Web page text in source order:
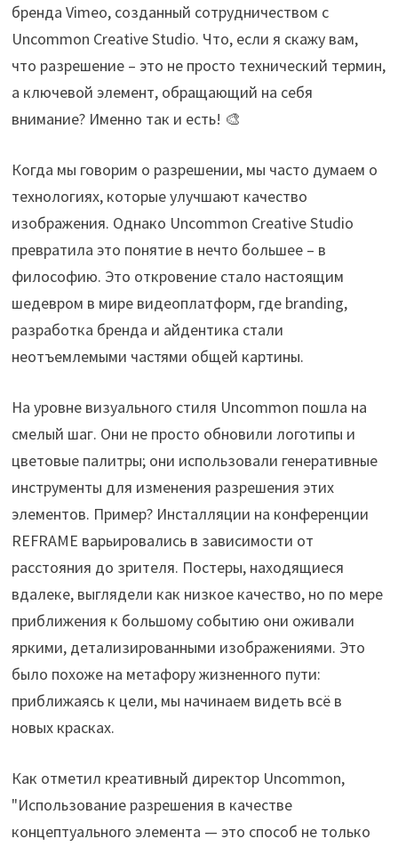
бренда Vimeo, созданный сотрудничеством с
Uncommon Creative Studio. Что, если я скажу вам,
что разрешение – это не просто технический термин,
а ключевой элемент, обращающий на себя
внимание? Именно так и есть! 🎨
Когда мы говорим о разрешении, мы часто думаем о
технологиях, которые улучшают качество
изображения. Однако Uncommon Creative Studio
превратила это понятие в нечто большее – в
философию. Это откровение стало настоящим
шедевром в мире видеоплатформ, где branding,
разработка бренда и айдентика стали
неотъемлемыми частями общей картины.
На уровне визуального стиля Uncommon пошла на
смелый шаг. Они не просто обновили логотипы и
цветовые палитры; они использовали генеративные
инструменты для изменения разрешения этих
элементов. Пример? Инсталляции на конференции
REFRAME варьировались в зависимости от
расстояния до зрителя. Постеры, находящиеся
вдалеке, выглядели как низкое качество, но по мере
приближения к большому событию они оживали
яркими, детализированными изображениями. Это
было похоже на метафору жизненного пути:
приближаясь к цели, мы начинаем видеть всё в
новых красках.
Как отметил креативный директор Uncommon,
"Использование разрешения в качестве
концептуального элемента — это способ не только